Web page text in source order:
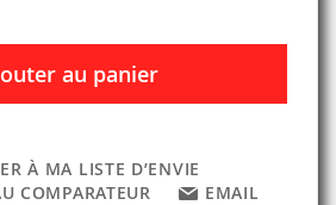
au panier
À MA LISTE D’ENVIE
COMPARATEUR
EMAIL